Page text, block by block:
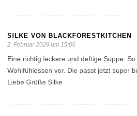
SILKE VON BLACKFORESTKITCHEN
2. Februar 2026 um 15:06
Eine richtig leckere und deftige Suppe.
Wohlfühlessen vor. Die passt jetzt super
Liebe Grüße Silke